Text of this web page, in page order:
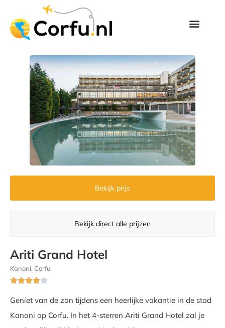
Bekijk prijs
Bekijk direct alle prijzen
Ariti Grand Hotel
Kanoni, Corfu

Geniet van de zon tijdens een heerlijke vakantie in de stad
Kanoni op Corfu. In het 4-sterren Ariti Grand Hotel zal je